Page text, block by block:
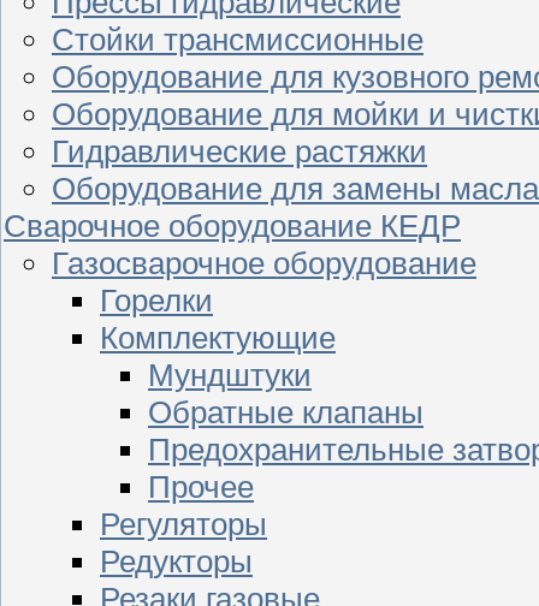
Стойки трансмиссионные
Оборудование для кузовного
Оборудование для мойки и
Гидравлические растяжки
Оборудование для замены масла
Сварочное оборудование КЕДР
Газосварочное оборудование
Горелки
Комплектующие
Мундштуки
Обратные клапаны
Предохранительные
Прочее
Регуляторы
Редукторы
Резаки газовые